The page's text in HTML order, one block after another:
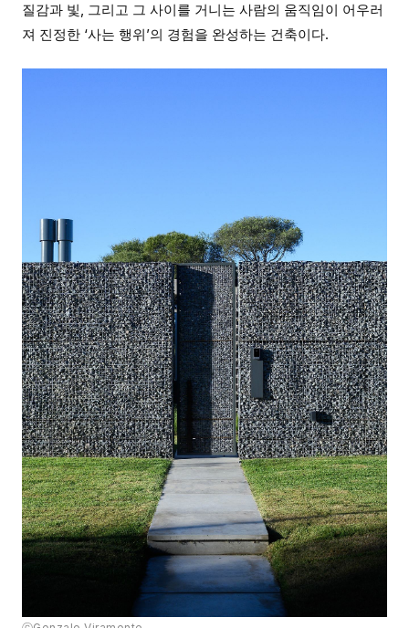
질감과 빛, 그리고 그 사이를 거니는 사람의 움직임이 어우러
져 진정한 ‘사는 행위’의 경험을 완성하는 건축이다.